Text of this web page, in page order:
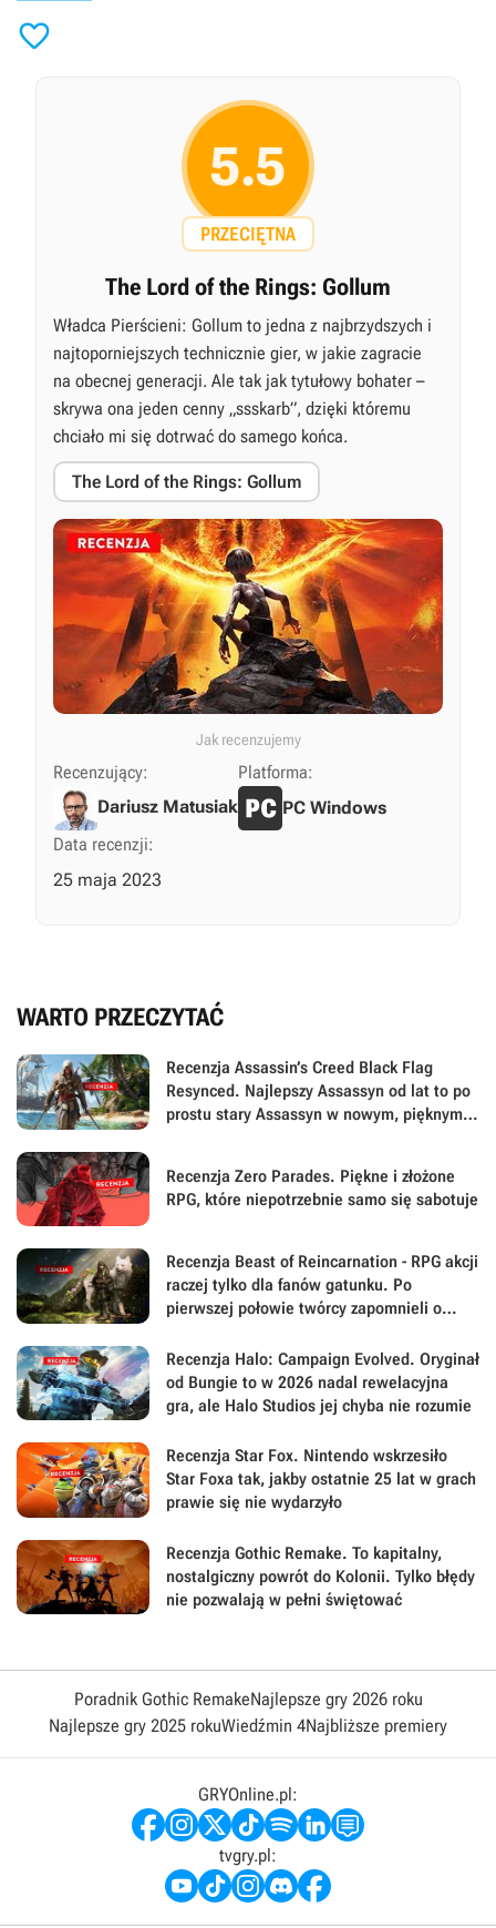

5.5
PRZECIĘTNA
The Lord of the Rings: Gollum
Władca Pierścieni: Gollum to jedna z najbrzydszych i
najtoporniejszych technicznie gier, w jakie zagracie
na obecnej generacji. Ale tak jak tytułowy bohater –
skrywa ona jeden cenny „ssskarb”, dzięki któremu
chciało mi się dotrwać do samego końca.
The Lord of the Rings: Gollum
Jak recenzujemy
Recenzujący:
Dariusz Matusiak
Platforma:
PC Windows
Data recenzji:
25 maja 2023
WARTO PRZECZYTAĆ
Recenzja Assassin’s Creed Black Flag
Resynced. Najlepszy Assassyn od lat to po
prostu stary Assassyn w nowym, pięknym
Recenzja Zero Parades. Piękne i złożone
RPG, które niepotrzebnie samo się sabotuje
Recenzja Beast of Reincarnation - RPG akcji
raczej tylko dla fanów gatunku. Po
pierwszej połowie twórcy zapomnieli o
Recenzja Halo: Campaign Evolved. Oryginał
od Bungie to w 2026 nadal rewelacyjna
gra, ale Halo Studios jej chyba nie rozumie
Recenzja Star Fox. Nintendo wskrzesiło
Star Foxa tak, jakby ostatnie 25 lat w grach
prawie się nie wydarzyło
Recenzja Gothic Remake. To kapitalny,
nostalgiczny powrót do Kolonii. Tylko błędy
nie pozwalają w pełni świętować
Poradnik Gothic RemakeNajlepsze gry 2026 roku
Najlepsze gry 2025 rokuWiedźmin 4Najbliższe premiery
GRYOnline.pl:
tvgry.pl: